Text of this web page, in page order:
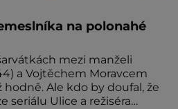
na polonahé
mezi manželi
a Vojtěchem Moravcem
hodně. Ale kdo by doufal, že
seriálu Ulice a režiséra